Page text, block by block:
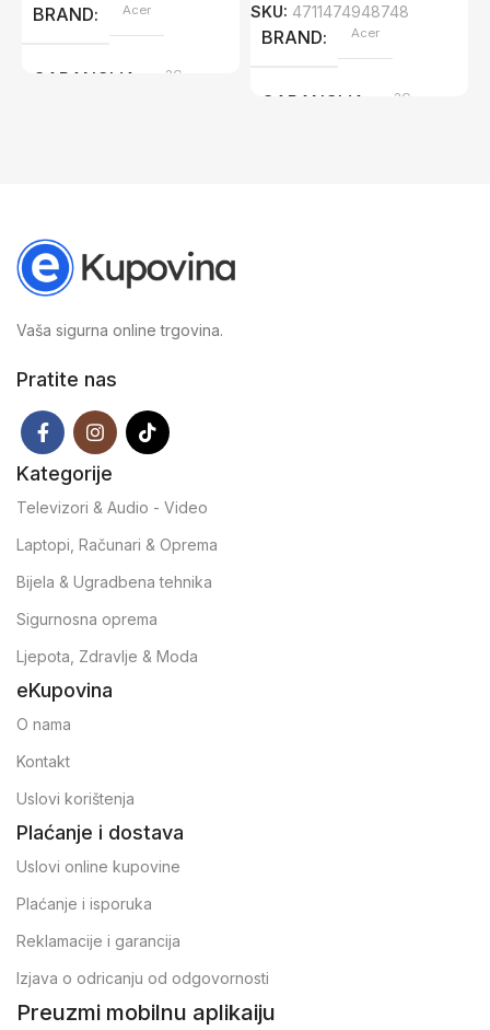
BRAND Acer
GARANCIJA 2G
SKU: 4711474948748
BRAND Acer
GARANCIJA 2G
Vaša sigurna online trgovina.
Pratite nas
Kategorije
Televizori & Audio - Video
Laptopi, Računari & Oprema
Bijela & Ugradbena tehnika
Sigurnosna oprema
Ljepota, Zdravlje & Moda
eKupovina
O nama
Kontakt
Uslovi korištenja
Plaćanje i dostava
Uslovi online kupovine
Plaćanje i isporuka
Reklamacije i garancija
Izjava o odricanju od odgovornosti
Preuzmi mobilnu aplikaiju